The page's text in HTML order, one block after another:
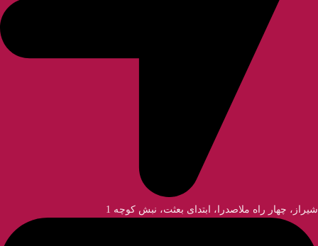
شیراز، چهار راه ملاصدرا، ابتدای بعثت، نبش کوچه 1